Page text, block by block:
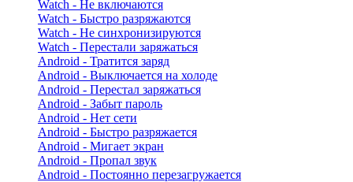
Watch - Не включаются
Watch - Быстро разряжаются
Watch - Не синхронизируются
Watch - Перестали заряжаться
Android - Тратится заряд
Android - Выключается на холоде
Android - Перестал заряжаться
Android - Забыт пароль
Android - Нет сети
Android - Быстро разряжается
Android - Мигает экран
Android - Пропал звук
Android - Постоянно перезагружается